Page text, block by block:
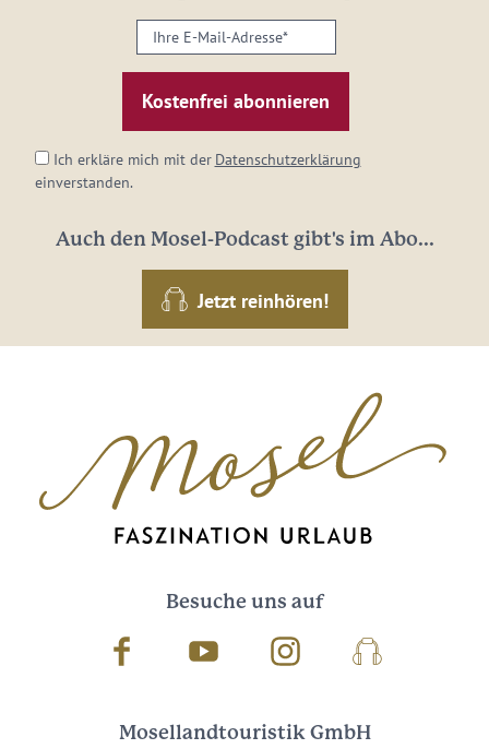
Ihre
E-
Mail-
Adresse:
Ich erkläre mich mit der Datenschutzerklärung
einverstanden.
Auch den Mosel-Podcast gibt's im Abo...
Jetzt reinhören!
Besuche uns auf
Facebook Youtube InstagramPodcast
Mosellandtouristik GmbH